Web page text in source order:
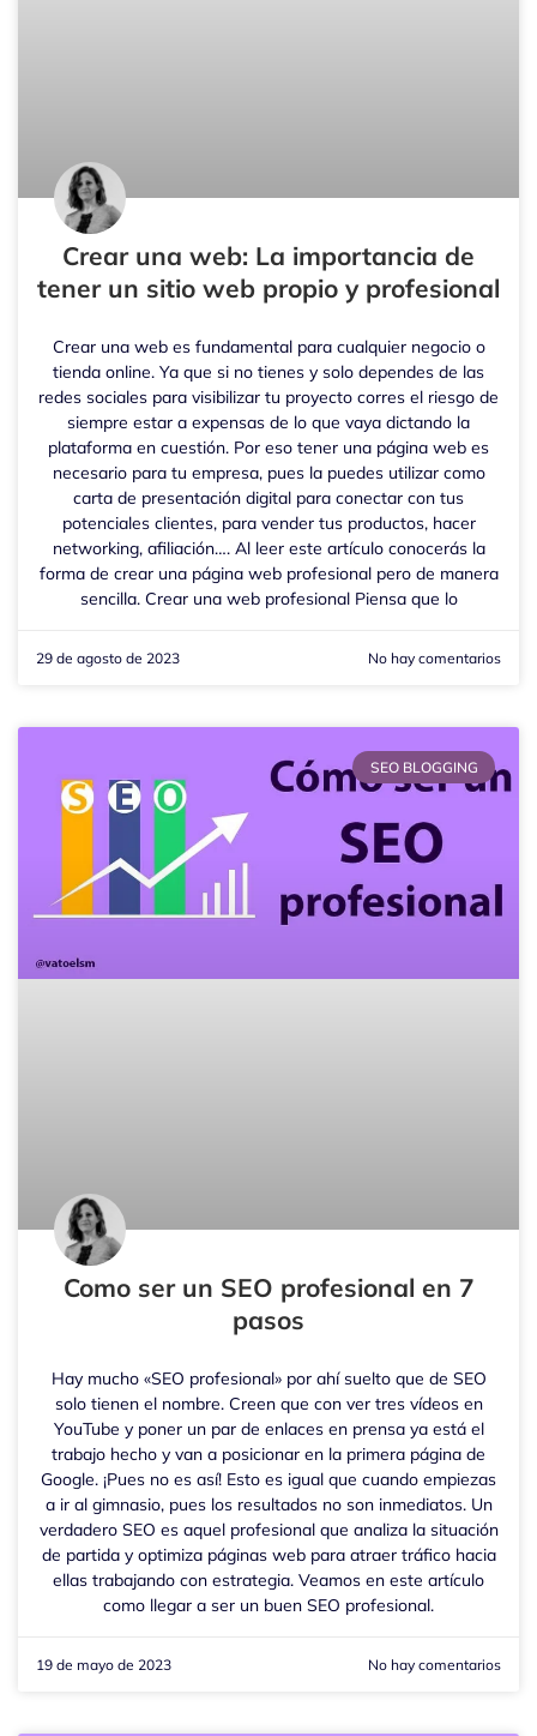
Crear una web: La importancia de
tener un sitio web propio y profesional
Crear una web es fundamental para cualquier negocio o
tienda online. Ya que si no tienes y solo dependes de las
redes sociales para visibilizar tu proyecto corres el riesgo de
siempre estar a expensas de lo que vaya dictando la
plataforma en cuestión. Por eso tener una página web es
necesario para tu empresa, pues la puedes utilizar como
carta de presentación digital para conectar con tus
potenciales clientes, para vender tus productos, hacer
networking, afiliación…. Al leer este artículo conocerás la
forma de crear una página web profesional pero de manera
sencilla. Crear una web profesional Piensa que lo
29 de agosto de 2023 No hay comentarios
SEO BLOGGING
Como ser un SEO profesional en 7
pasos
Hay mucho «SEO profesional» por ahí suelto que de SEO
solo tienen el nombre. Creen que con ver tres vídeos en
YouTube y poner un par de enlaces en prensa ya está el
trabajo hecho y van a posicionar en la primera página de
Google. ¡Pues no es así! Esto es igual que cuando empiezas
a ir al gimnasio, pues los resultados no son inmediatos. Un
verdadero SEO es aquel profesional que analiza la situación
de partida y optimiza páginas web para atraer tráfico hacia
ellas trabajando con estrategia. Veamos en este artículo
como llegar a ser un buen SEO profesional.
19 de mayo de 2023 No hay comentarios